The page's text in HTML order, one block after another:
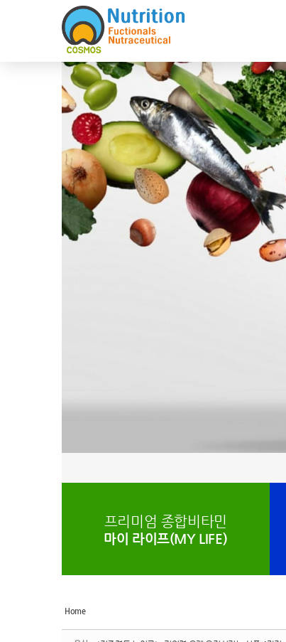
프리미엄 종합비타민
마이 라이프(MY LIFE)
Home